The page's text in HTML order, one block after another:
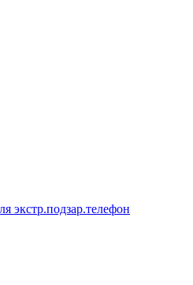
экстр.подзар.телефон